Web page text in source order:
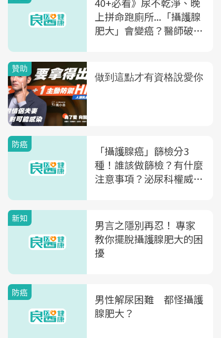
上拼命跑廁所...「攝護腺
肥大」會變癌？醫師破
防癌
「攝護腺癌」篩檢分3
種！誰該做篩檢？有什麼
注意事項？泌尿科權威教
新知
男言之隱別再忍！ 專家
教你擺脫攝護腺肥大的困
擾
防癌
男性解尿困難 都怪攝護
腺肥大？